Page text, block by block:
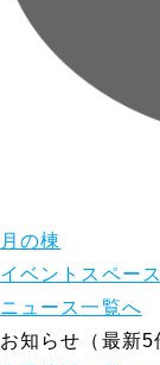
月の棟
イベントスペース
ニュース一覧へ
お知らせ（最新5